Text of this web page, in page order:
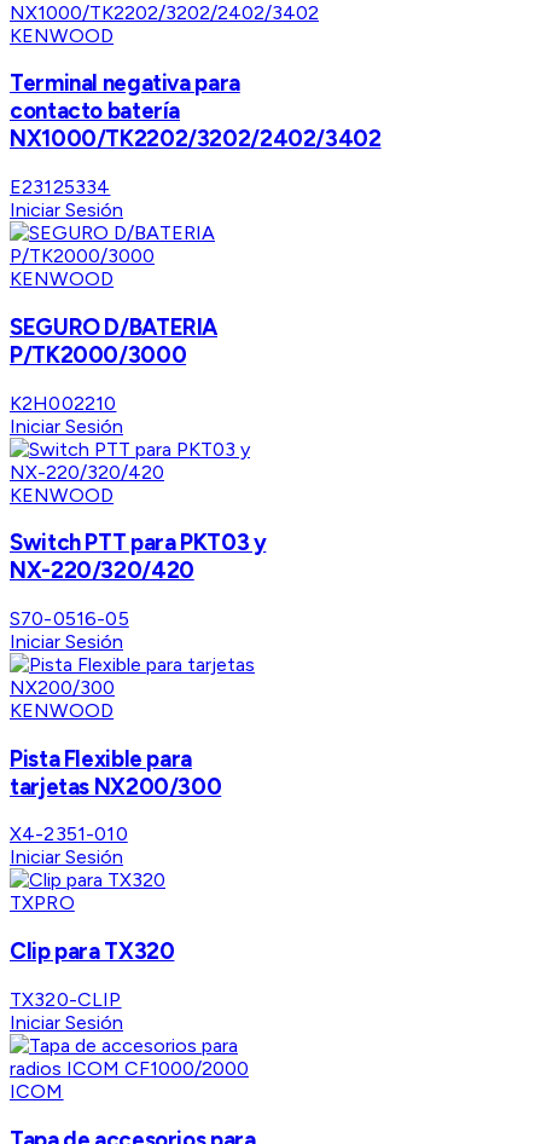
KENWOOD
Terminal negativa para
contacto batería
NX1000/TK2202/3202/2402/3402
E23125334
Iniciar Sesión
KENWOOD
SEGURO D/BATERIA
P/TK2000/3000
K2H002210
Iniciar Sesión
KENWOOD
Switch PTT para PKT03 y
NX-220/320/420
S70-0516-05
Iniciar Sesión
KENWOOD
Pista Flexible para
tarjetas NX200/300
X4-2351-010
Iniciar Sesión
TXPRO
Clip para TX320
TX320-CLIP
Iniciar Sesión
ICOM